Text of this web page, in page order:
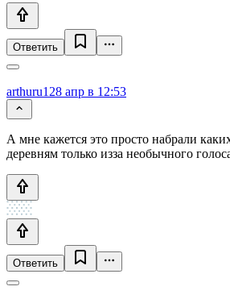
Ответить
arthuru1 28 апр в 12:53
А мне кажется это просто набрали
деревням только изза необычного
Ответить